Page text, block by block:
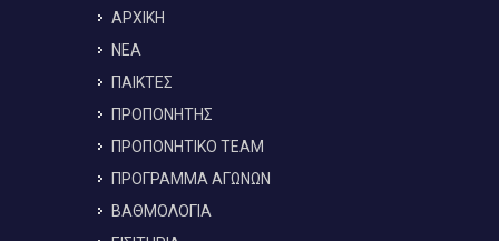
ΑΡΧΙΚΗ
ΝΕΑ
ΠΑΙΚΤΕΣ
ΠΡΟΠΟΝΗΤΗΣ
ΠΡΟΠΟΝΗΤΙΚΟ TEAM
ΠΡΟΓΡΑΜΜΑ ΑΓΩΝΩΝ
ΒΑΘΜΟΛΟΓΙΑ